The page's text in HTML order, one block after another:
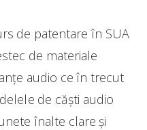
de patentare în SUA
de materiale
audio ce în trecut
de căști audio
înalte clare și